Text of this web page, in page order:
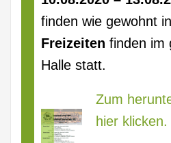
finden wie gewohnt
Freizeiten finden im
Halle statt.
Zum
hier klicken.